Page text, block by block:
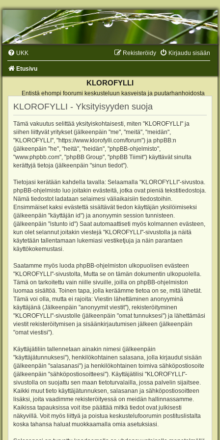
UKK Kirjaudu sisään
Rekisteröidy
Etusivu
KLOROFYLLI
Entistä ehompi foorumi keskusteluun kasveista ja puutarhanhoidosta
KLOROFYLLI - Yksityisyyden suoja
Tämä vakuutus selittää yksityiskohtaisesti, miten "KLOROFYLLI" ja
siihen liittyvät yritykset (jälkeenpäin "me", "meitä", "meidän",
"KLOROFYLLI", "https://www.klorofylli.com/forum") ja phpBB:n
(jälkeenpäin "he", "heitä", "heidän", "phpBB-ohjelmisto",
"www.phpbb.com", "phpBB Group", "phpBB Tiimit") käyttävät sinulta
kerättyjä tietoja (jälkeenpäin "sinun tiedot").
Tietojasi kerätään kahdella tavalla: Selaamalla "KLOROFYLLI"-sivustoa.
phpBB-ohjelmisto luo joitakin evästeitä, jotka ovat pieniä tekstitiedostoja.
Nämä tiedostot ladataan selaimesi väliaikaisiin tiedostoihin.
Ensimmäiset kaksi evästettä sisältävät tiedon käyttäjän yksilöimiseksi
(jälkeenpäin "käyttäjän id") ja anonyymin session tunnisteen.
(jälkeenpäin "istunto id") Saat automaattiseti myös kolmannen evästeen,
kun olet selannut joitakin viestejä "KLOROFYLLI"-sivustolla ja näitä
käytetään tallentamaan lukemiasi vestiketjuja ja näin parantaen
käyttökokemustasi.
Saatamme myös luoda phpBB-ohjelmiston ulkopuolisen evästeen
"KLOROFYLLI"-sivustolta, Mutta se on tämän dokumentin ulkopuolella.
Tämä on tarkoitettu vain niille sivuille, joilla on phpBB-ohjelmiston
luomaa sisältöä. Toinen tapa, jolla keräämme tietoa on se, mitä lähetät.
Tämä voi olla, mutta ei rajoita: Viestin lähettäminen anonyyminä
käyttäjänä (Jälkeenpäin "anonyymit viestit"), rekisteröityminen
"KLOROFYLLI"-sivustolle (jälkeenpäin "omat tunnuksesi") ja lähettämäsi
viestit rekisteröitymisen ja sisäänkirjautumisen jälkeen (jälkeenpäin
"omat viestisi").
Käyttäjätiliin tallennetaan ainakin nimesi (jälkeenpäin
"käyttäjätunnuksesi"), henkilökohtainen salasana, jolla kirjaudut sisään
(jälkeenpäin "salasanasi") ja henkilökohtainen toimiva sähköpostiosoite
(jälkeenpäin "sähköpostiosoitteesi"). Käyttäjätilisi "KLOROFYLLI"-
sivustolla on suojattu sen maan tietoturvalailla, jossa palvelin sijaitsee.
Kaikki muut tieto käyttäjätunnuksen, salasanan ja sähköpostiosoitteen
lisäksi, joita vaadimme rekisteröityessä on meidän hallinnassamme.
Kaikissa tapauksissa voit itse päättää mitkä tiedot ovat julkisesti
näkyvillä. Voit myös liittyä ja poistua keskustelufoorumin postituslistalta
koska tahansa haluat muokkaamalla omia asetuksiasi.